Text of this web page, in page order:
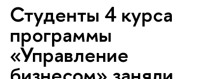
Студенты 4 курса
программы
«Управление